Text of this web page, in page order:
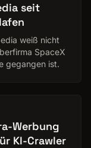
seit
weiß nicht
SpaceX
gegangen ist.
Werbung
KI-Crawler